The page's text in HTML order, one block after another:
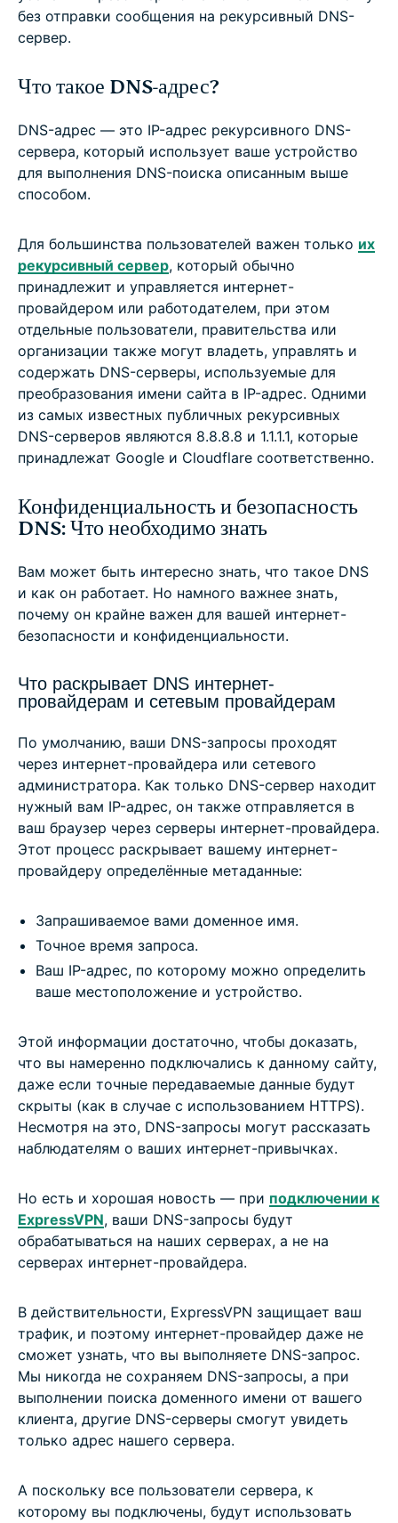
без отправки сообщения на рекурсивный DNS-
сервер.
Что такое DNS-адрес?
DNS-адрес — это IP-адрес рекурсивного DNS-
сервера, который использует ваше устройство
для выполнения DNS-поиска описанным выше
способом.
Для большинства пользователей важен только их
рекурсивный сервер, который обычно
принадлежит и управляется интернет-
провайдером или работодателем, при этом
отдельные пользователи, правительства или
организации также могут владеть, управлять и
содержать DNS-серверы, используемые для
преобразования имени сайта в IP-адрес. Одними
из самых известных публичных рекурсивных
DNS-серверов являются 8.8.8.8 и 1.1.1.1, которые
принадлежат Google и Cloudflare соответственно.
Конфиденциальность и безопасность
DNS: Что необходимо знать
Вам может быть интересно знать, что такое DNS
и как он работает. Но намного важнее знать,
почему он крайне важен для вашей интернет-
безопасности и конфиденциальности.
Что раскрывает DNS интернет-
провайдерам и сетевым провайдерам
По умолчанию, ваши DNS-запросы проходят
через интернет-провайдера или сетевого
администратора. Как только DNS-сервер находит
нужный вам IP-адрес, он также отправляется в
ваш браузер через серверы интернет-провайдера.
Этот процесс раскрывает вашему интернет-
провайдеру определённые метаданные:
Запрашиваемое вами доменное имя.
Точное время запроса.
Ваш IP-адрес, по которому можно определить
ваше местоположение и устройство.
Этой информации достаточно, чтобы доказать,
что вы намеренно подключались к данному сайту,
даже если точные передаваемые данные будут
скрыты (как в случае с использованием HTTPS).
Несмотря на это, DNS-запросы могут рассказать
наблюдателям о ваших интернет-привычках.
Но есть и хорошая новость — при подключении к
ExpressVPN, ваши DNS-запросы будут
обрабатываться на наших серверах, а не на
серверах интернет-провайдера.
В действительности, ExpressVPN защищает ваш
трафик, и поэтому интернет-провайдер даже не
сможет узнать, что вы выполняете DNS-запрос.
Мы никогда не сохраняем DNS-запросы, а при
выполнении поиска доменного имени от вашего
клиента, другие DNS-серверы смогут увидеть
только адрес нашего сервера.
А поскольку все пользователи сервера, к
которому вы подключены, будут использовать